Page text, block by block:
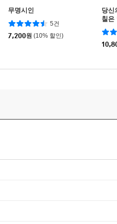
무명시인
5건
7,200원 (10% 할인)
당신
칠은